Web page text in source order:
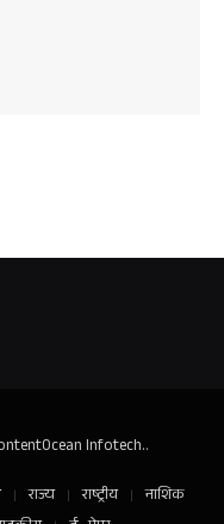
Infotech..
राज्य राष्ट्रीय
नाशिक